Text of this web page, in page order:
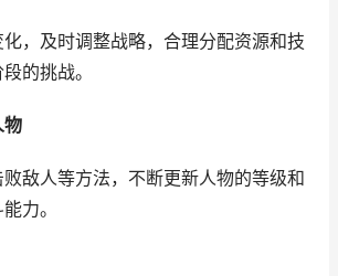
，及时调整战略，合理分配资源和技
的挑战。
物
敌人等方法，不断更新人物的等级和
力。